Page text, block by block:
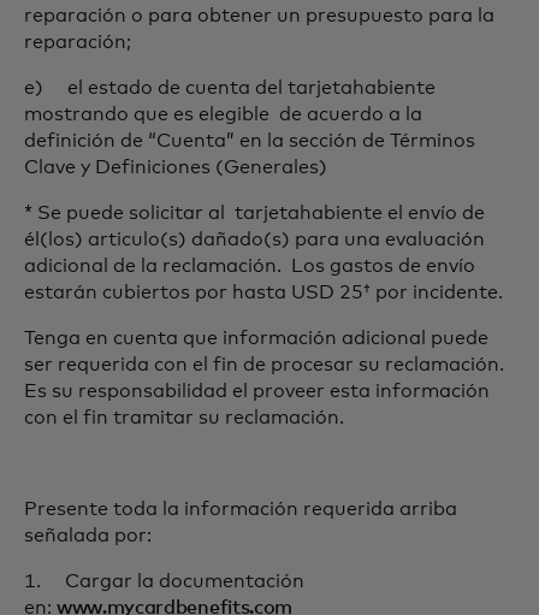
reparación o para obtener un presupuesto para la
reparación;
e) el estado de cuenta del tarjetahabiente
mostrando que es elegible de acuerdo a la
definición de “Cuenta” en la sección de Términos
Clave y Definiciones (Generales)
* Se puede solicitar al tarjetahabiente el envío de
él(los) articulo(s) dañado(s) para una evaluación
adicional de la reclamación. Los gastos de envío
estarán cubiertos por hasta USD 25† por incidente.
Tenga en cuenta que información adicional puede
ser requerida con el fin de procesar su reclamación.
Es su responsabilidad el proveer esta información
con el fin tramitar su reclamación.
Presente toda la información requerida arriba
señalada por:
1. Cargar la documentación
en: www.mycardbenefits.com